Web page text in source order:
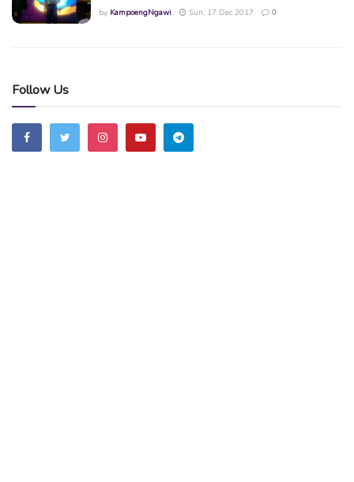
by KampoengNgawi Sun, 17 Dec 2017 0
Follow Us